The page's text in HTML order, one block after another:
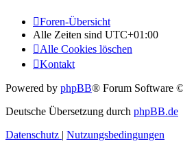
Foren-Übersicht
Alle Zeiten sind UTC+01:00
Alle Cookies löschen
Kontakt
Powered by phpBB® Forum Software
Deutsche Übersetzung durch phpBB.de
Datenschutz | Nutzungsbedingungen